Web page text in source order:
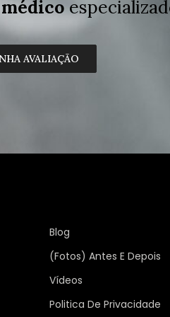
AVALIAÇÃO
Blog
(Fotos) Antes E Depois
Vídeos
Politica De Privacidade